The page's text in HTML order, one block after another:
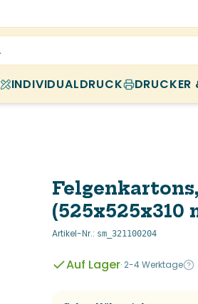
INDIVIDUALDRUCK DRUCKER
(525x525x310
Artikel-Nr.: sm_321100204
Auf Lager· 2-4 Werktage